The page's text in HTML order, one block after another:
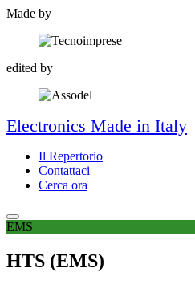
Made by
edited by
Electronics Made in Italy
Il Repertorio
Contattaci
Cerca ora
EMS
HTS (EMS)